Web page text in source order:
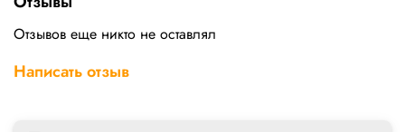
Отзывов еще никто не оставлял
Написать отзыв